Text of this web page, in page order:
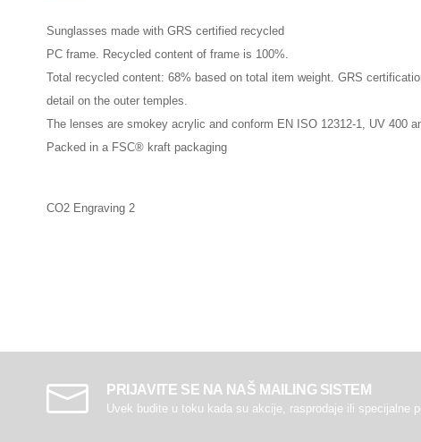
Sunglasses made with GRS certified recycled
PC frame. Recycled content of frame is 100%.
Total recycled content: 68% based on total item weight. GRS
detail on the outer temples.
The lenses are smokey acrylic and conform EN ISO 12312-1, UV 400
Packed in a FSC® kraft packaging
CO2 Engraving 2
PRIJAVITE SE NA NAŠ MAILING SISTEM
Uvek budite u toku kada su akcije, rasprodaje ili specijalne